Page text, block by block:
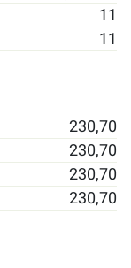
11
11
230,70
230,70
230,70
230,70